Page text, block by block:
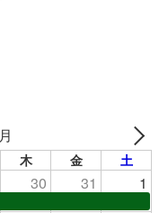
木 金 土
30 31 1